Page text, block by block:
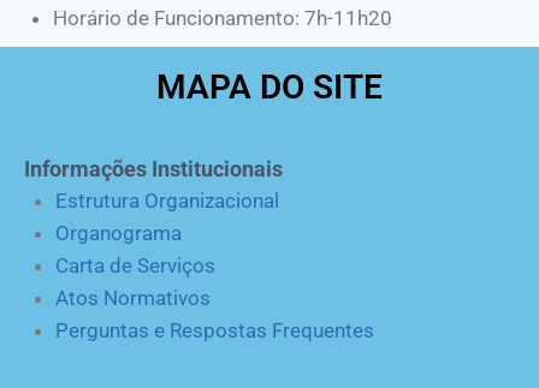
Horário de Funcionamento: 7h-11h20
MAPA DO SITE
Informações Institucionais
Estrutura Organizacional
Organograma
Carta de Serviços
Atos Normativos
Perguntas e Respostas Frequentes